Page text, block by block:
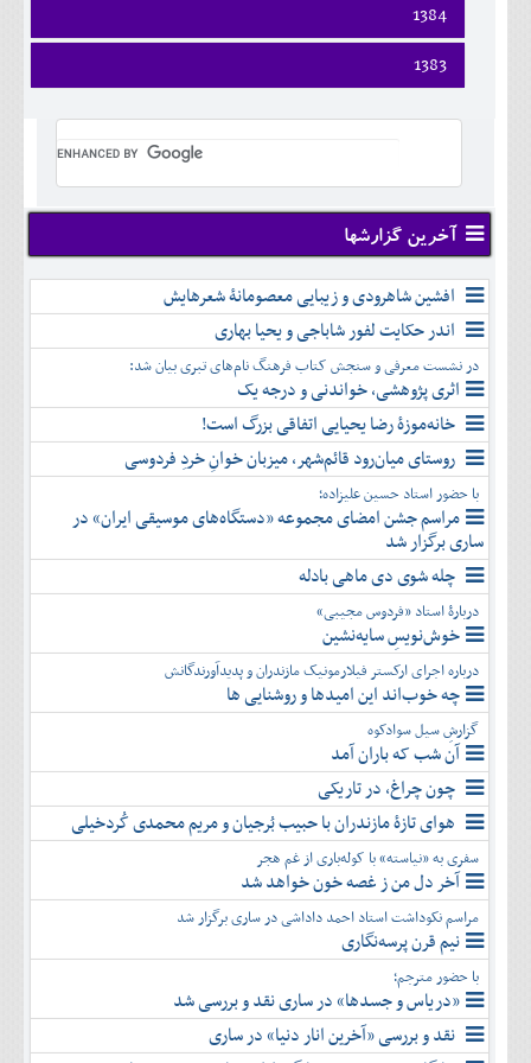
بهمن
اسفند
آذر
دی
بهمن
مهر
آبان
آذر
دی
بهمن
مرداد
شهريور
مهر
آبان
آذر
خرداد
تير
مرداد
شهريور
مهر
دی
بهمن
اسفند
فروردين
ارديبهشت
خرداد
تير
مرداد
آبان
آذر
دی
بهمن
اسفند
1384
فروردين
ارديبهشت
خرداد
شهريور
مهر
آبان
آذر
دی
بهمن
اسفند
1383
فروردين
تير
مرداد
شهريور
مهر
آبان
آذر
دی
بهمن
اسفند
آخرین گزارشها
افشین شاهرودی و زیبایی معصومانۀ شعرهایش
اندر حکایت لفور شاباجی و یحیا بهاری
در نشست معرفی و سنجش کتاب فرهنگ نام‌های تبری بیان شد:
اثری پژوهشی، خواندنی و درجه یک
خانه‌موزۀ رضا یحیایی اتفاقی بزرگ است!
روستای میان‌رود قائم‌شهر، میزبان خوانِ خردِ فردوسی
با حضور استاد حسین علیزاده؛
مراسم جشن امضای مجموعه «دستگاه‌های موسیقی ایران» در
ساری برگزار شد
چله شوی دی ماهی بادله
دربارۀ استاد «فردوس مجیبی»
خوش‌نویسِ سایه‌نشین
درباره اجرای ارکستر فیلارمونیک مازندران و پدیدآورندگانش
چه خوب‌اند این امیدها و روشنایی ها
گزارشِ سیل سوادکوه
آن شب که باران آمد
چون چراغ، در تاریکی
هوای تازۀ مازندران با حبیب بُرجیان و مریم محمدی کُردخیلی
سفری به «نیاسته» با کوله‌باری از غم هجر
آخر دل من ز غصه خون خواهد شد
مراسم نکوداشت استاد احمد داداشی در ساری برگزار شد
نیم قرن پرسه‌نگاری
با حضور مترجم؛
«دریاس و جسدها» در ساری نقد و بررسی شد
نقد و بررسی «آخرین انار دنیا» در ساری